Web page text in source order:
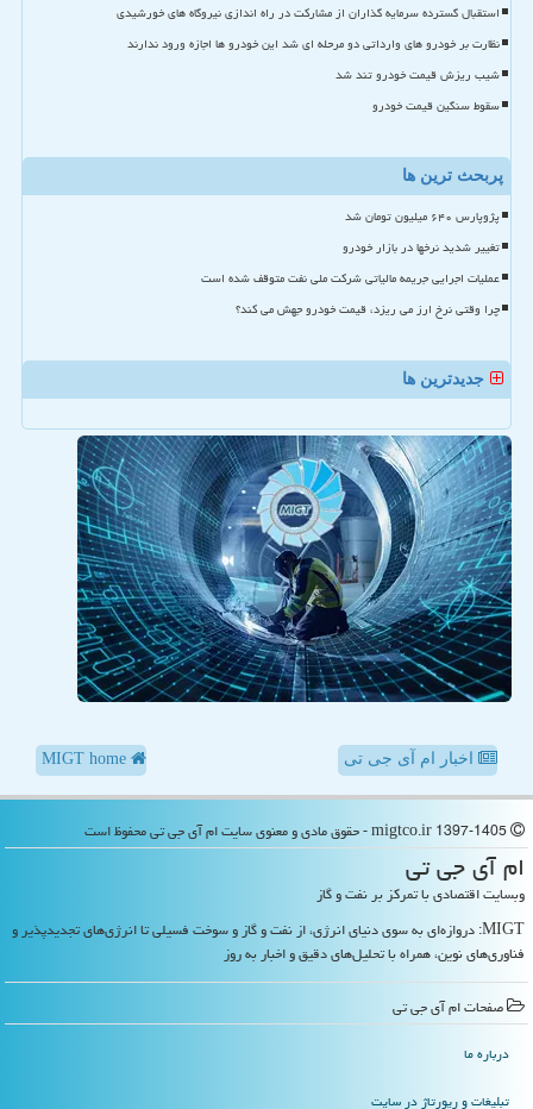
استقبال گسترده سرمایه گذاران از مشارکت در راه اندازی نیروگاه های خورشیدی
نظارت بر خودرو های وارداتی دو مرحله ای شد این خودرو ها اجازه ورود ندارند
شیب ریزش قیمت خودرو تند شد
سقوط سنگین قیمت خودرو
پربحث ترین ها
پژوپارس ۶۴۰ میلیون تومان شد
تغییر شدید نرخها در بازار خودرو
عملیات اجرایی جریمه مالیاتی شرکت ملی نفت متوقف شده است
چرا وقتی نرخ ارز می ریزد، قیمت خودرو جهش می کند؟
جدیدترین ها
اخبار ام آی جی تی
ام آی جی تی
وبسایت اقتصادی با تمرکز بر نفت و گاز
MIGT: دروازه‌ای به سوی دنیای انرژی، از نفت و گاز و سوخت فسیلی تا انرژی‌های تجدیدپذیر و
فناوری‌های نوین، همراه با تحلیل‌های دقیق و اخبار به روز
صفحات ام آی جی تی
درباره ما
تبلیغات و رپورتاژ در سایت